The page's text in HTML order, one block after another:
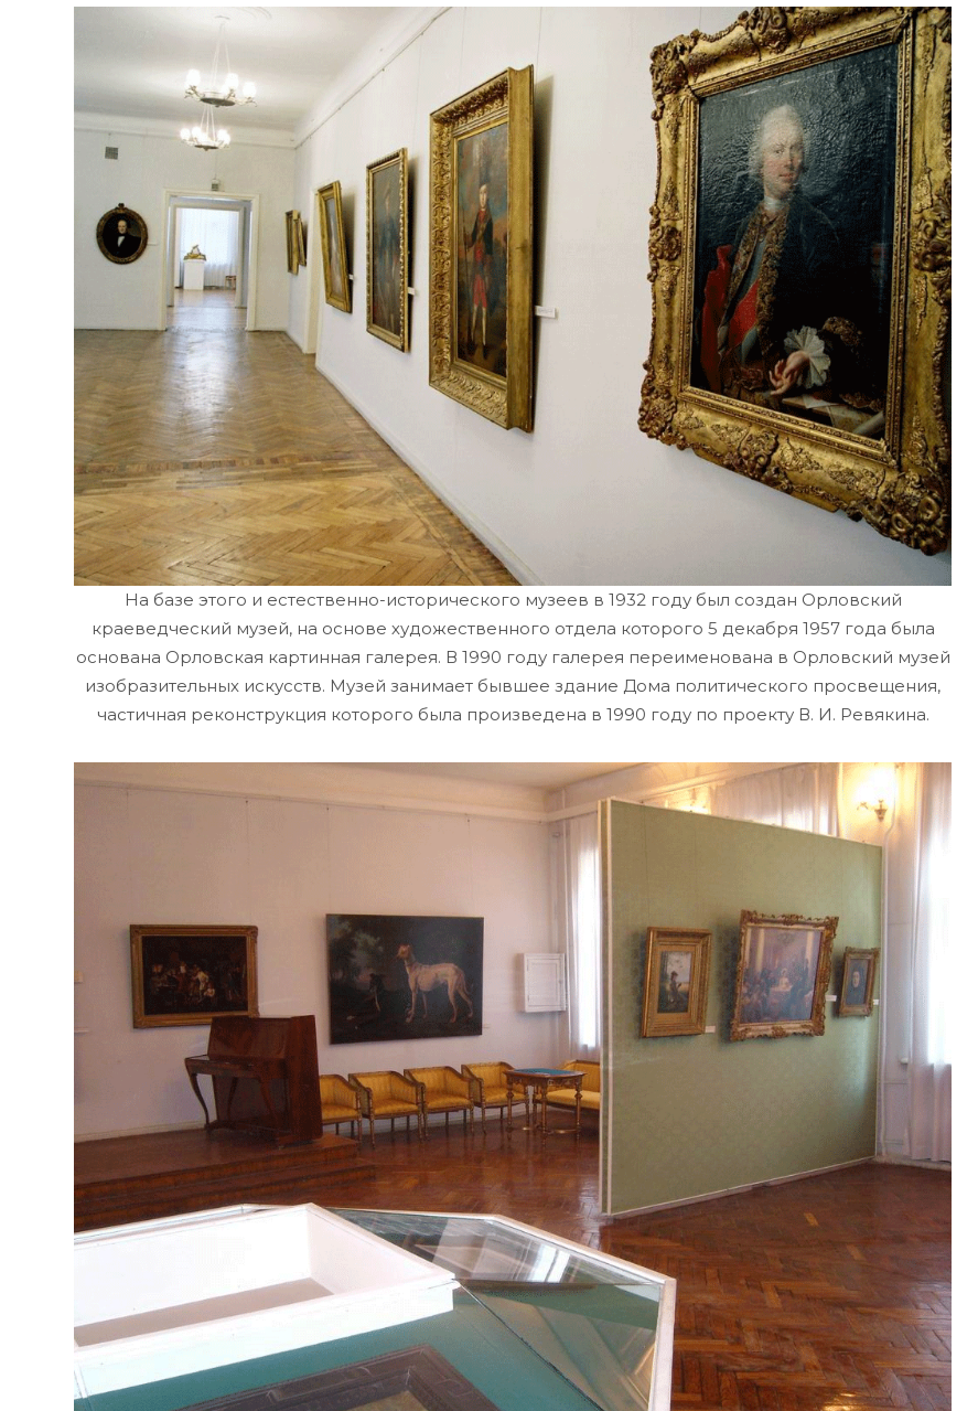
На базе этого и естественно-исторического музеев в 1932 году был создан Орловский
краеведческий музей, на основе художественного отдела которого 5 декабря 1957 года была
основана Орловская картинная галерея. В 1990 году галерея переименована в Орловский музей
изобразительных искусств. Музей занимает бывшее здание Дома политического просвещения,
частичная реконструкция которого была произведена в 1990 году по проекту В. И. Ревякина.